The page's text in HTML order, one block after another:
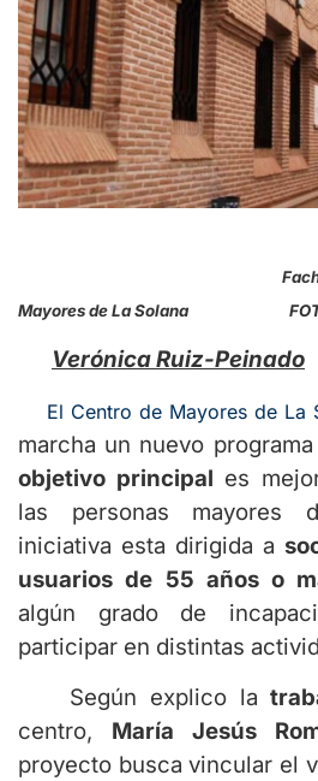
Mayores de La Solana
Verónica Ruiz-Peinado
El Centro de Mayores de La
marcha un nuevo
objetivo principal es
las personas mayores
iniciativa esta dirigida a
usuarios de 55 años o
algún grado de
participar en distintas
Según explico la
centro, María Jesús
proyecto busca vincular el